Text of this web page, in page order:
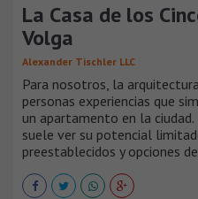
La Casa de los
Volga
Alexander Tischler LLC
Para nosotros, la
personas experiencias que
un apartamento en la
suele ver su potencial
preestablecidos y opciones